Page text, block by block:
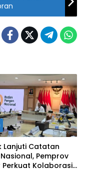
Lanjuti Catatan
Pemprov
Perkuat Kolaborasi